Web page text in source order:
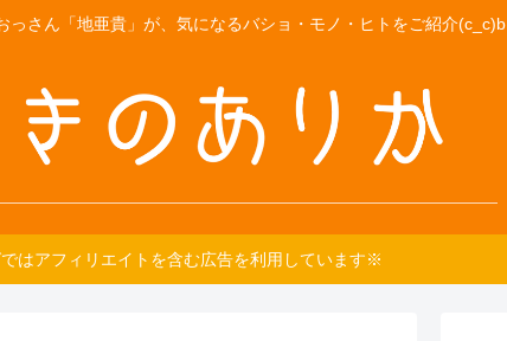
っさん「地亜貴」が、気になるバショ・モノ・ヒトをご紹介(c_c)b
はアフィリエイトを含む広告を利用しています※